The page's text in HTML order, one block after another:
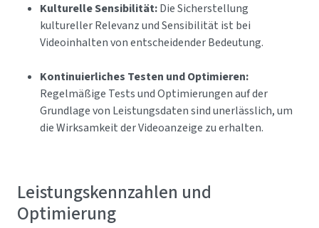
Kulturelle Sensibilität:Die Sicherstellung
kultureller Relevanz und Sensibilität ist bei
Videoinhalten von entscheidender Bedeutung.
Kontinuierliches Testen und Optimieren:
Regelmäßige Tests und Optimierungen auf der
Grundlage von Leistungsdaten sind unerlässlich, um
die Wirksamkeit der Videoanzeige zu erhalten.
Leistungskennzahlen und
Optimierung